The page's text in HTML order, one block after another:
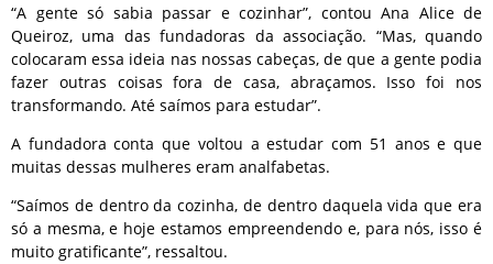
“A gente só sabia passar e cozinhar”, contou Ana Alice de
Queiroz, uma das fundadoras da associação. “Mas, quando
colocaram essa ideia nas nossas cabeças, de que a gente podia
fazer outras coisas fora de casa, abraçamos. Isso foi nos
transformando. Até saímos para estudar”.
A fundadora conta que voltou a estudar com 51 anos e que
muitas dessas mulheres eram analfabetas.
“Saímos de dentro da cozinha, de dentro daquela vida que era
só a mesma, e hoje estamos empreendendo e, para nós, isso é
muito gratificante”, ressaltou.